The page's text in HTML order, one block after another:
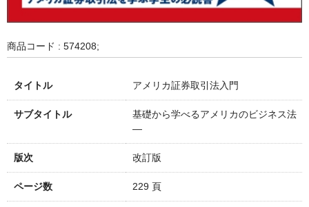
商品コード : 574208;
タイトル アメリカ証券取引法入門
サブタイトル
基礎から学べるアメリカのビジネス法
―
版次 改訂版
ページ数 229 頁